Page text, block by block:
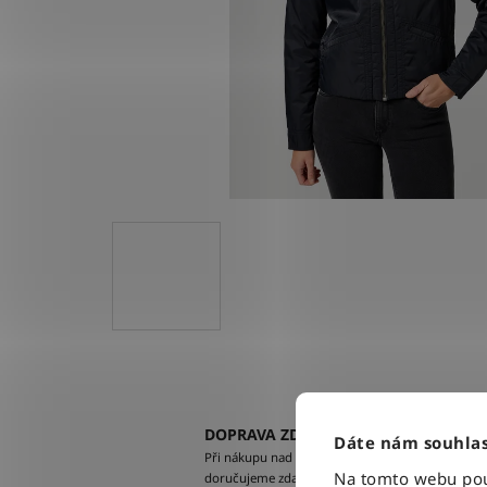
Dáte nám
Na tomto webu
DOPRAVA ZDARMA
Při nákupu nad 2500 Kč
doručujeme zdarma po celé ČR